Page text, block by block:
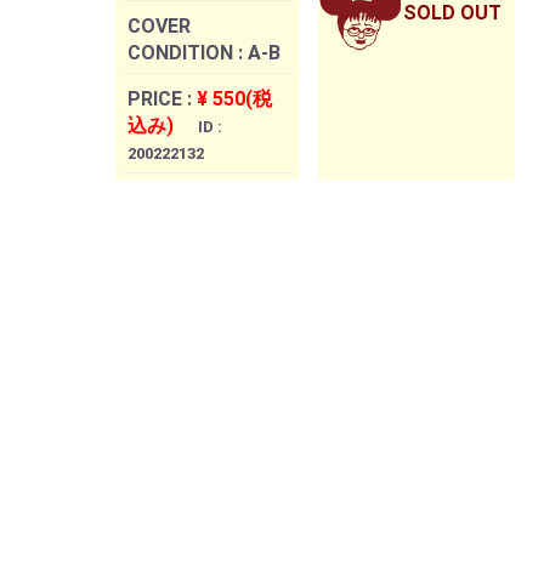
COVER
CONDITION : A-B
PRICE : ¥ 550(税
込み)
ID :
200222132
SOLD OUT